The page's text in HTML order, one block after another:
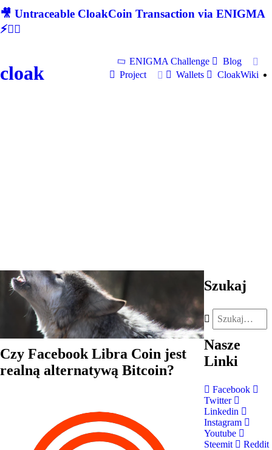
🎥 Untraceable CloakCoin Transaction via ENIGMA
⚡🕵‍♂
cloak
ENIGMA Challenge
Blog
Project
Wallets CloakWiki
Czy Facebook Libra Coin jest
realną alternatywą Bitcoin?
Szukaj
Nasze
Linki
Facebook
Twitter
Linkedin
Instagram
Youtube
Steemit
Reddit